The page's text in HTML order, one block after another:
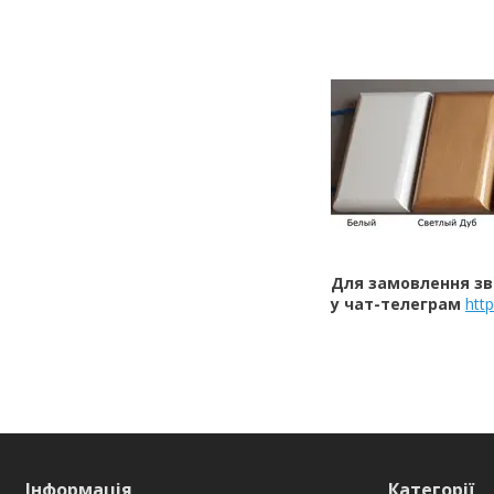
Для замовлення
у чат-телеграм